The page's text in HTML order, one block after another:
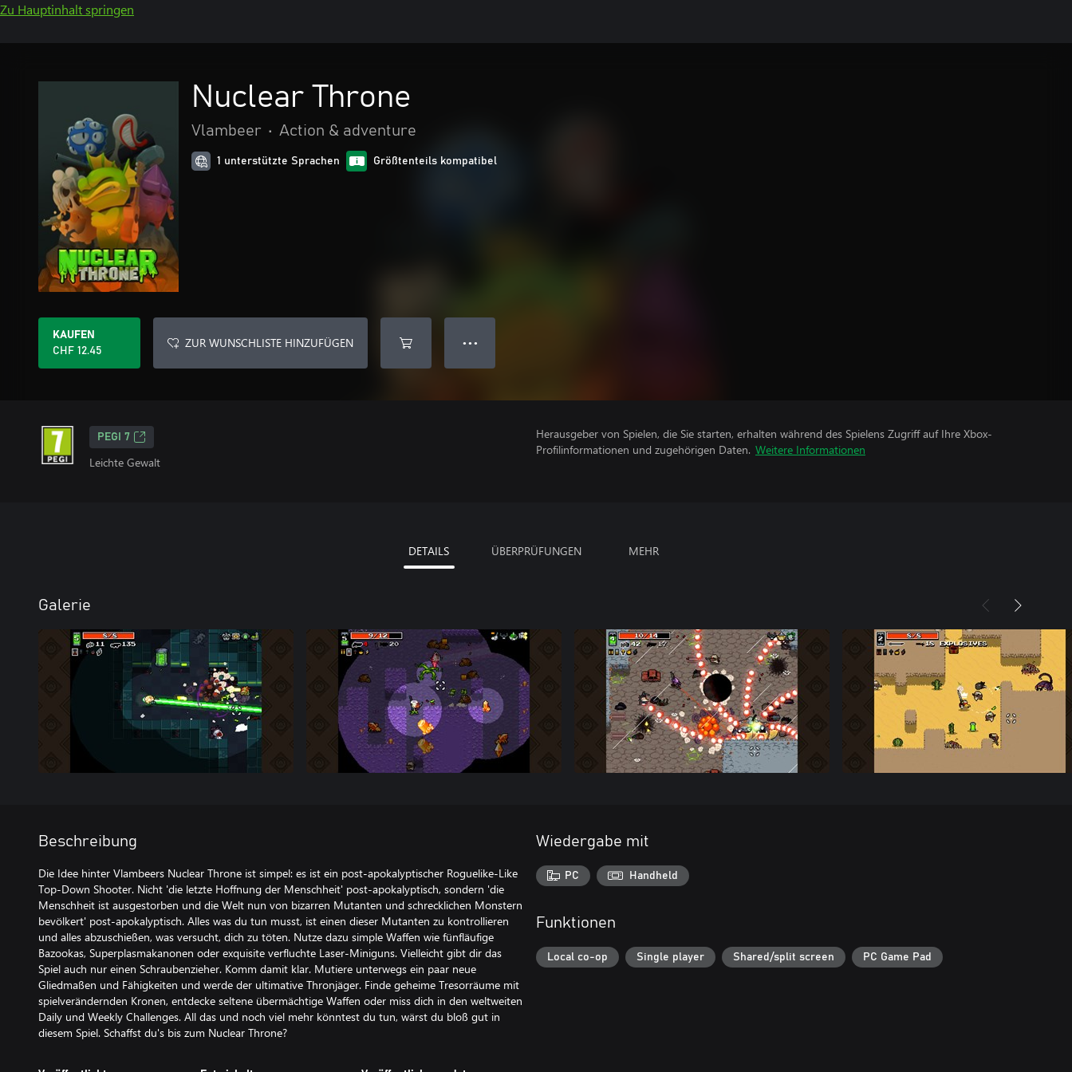
Zu Hauptinhalt springen
Nuclear Throne
Vlambeer • Action & adventure
1 unterstützte Sprachen Größtenteils kompatibel
KAUFEN
CHF 12.45
ZUR WUNSCHLISTE HINZUFÜGEN ● ● ●
PEGI 7
Leichte Gewalt
Herausgeber von Spielen, die Sie starten, erhalten während des Spielens Zugriff auf Ihre Xbox-
Profilinformationen und zugehörigen Daten. Weitere Informationen
DETAILS ÜBERPRÜFUNGEN MEHR
Galerie
Beschreibung
Die Idee hinter Vlambeers Nuclear Throne ist simpel: es ist ein post-apokalyptischer Roguelike-Like
Top-Down Shooter. Nicht 'die letzte Hoffnung der Menschheit' post-apokalyptisch, sondern 'die
Menschheit ist ausgestorben und die Welt nun von bizarren Mutanten und schrecklichen Monstern
bevölkert' post-apokalyptisch. Alles was du tun musst, ist einen dieser Mutanten zu kontrollieren
und alles abzuschießen, was versucht, dich zu töten. Nutze dazu simple Waffen wie fünfläufige
Bazookas, Superplasmakanonen oder exquisite verfluchte Laser-Miniguns. Vielleicht gibt dir das
Spiel auch nur einen Schraubenzieher. Komm damit klar. Mutiere unterwegs ein paar neue
Gliedmaßen und Fähigkeiten und werde der ultimative Thronjäger. Finde geheime Tresorräume mit
spielverändernden Kronen, entdecke seltene übermächtige Waffen oder miss dich in den weltweiten
Daily und Weekly Challenges. All das und noch viel mehr könntest du tun, wärst du bloß gut in
diesem Spiel. Schaffst du's bis zum Nuclear Throne?
Wiedergabe mit
PC Handheld
Funktionen
Local co-op Single player Shared/split screen PC Game Pad